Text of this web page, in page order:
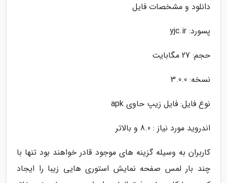
دانلود و مشخصات فایل
پسورد: yjc.ir
حجم: 27 مگابایت
نسخه: 3.0.0
نوع فایل: فایل زیپ حاوی apk
اندروید مورد نیاز : 8.0 و بالاتر
کاربران به وسیله گزینه های موجود قادر خواهند بود تنها با
چند بار لمس صفحه نمایش استوری هایی زیبا را ایجاد